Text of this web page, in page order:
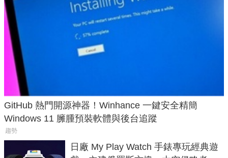
GitHub 熱門開源神器！Winhance 一鍵安全精簡
Windows 11 臃腫預裝軟體與後台追蹤
趨勢
日廠 My Play Watch 手錶專玩經典遊